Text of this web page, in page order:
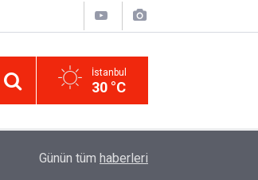
İstanbul
30 °C
Uzadı, Ödeme Kuralları Değişti
Günün tüm haberleri